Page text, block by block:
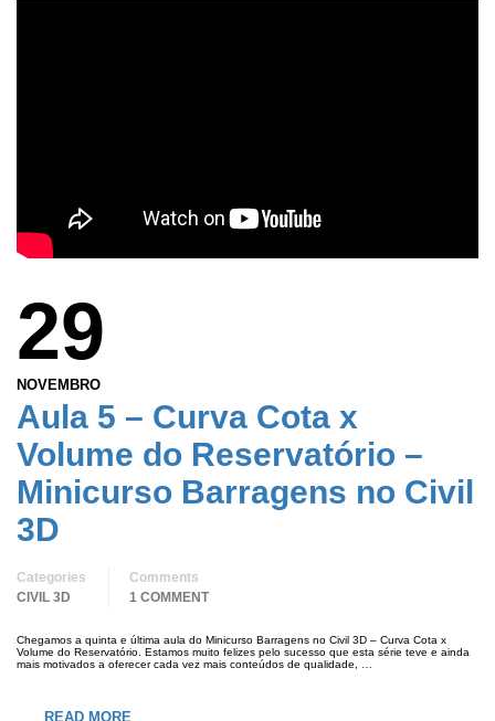
29
NOVEMBRO
Aula 5 – Curva Cota x
Volume do Reservatório –
Minicurso Barragens no Civil
3D
Categories
CIVIL 3D
Comments
1 COMMENT
Chegamos a quinta e última aula do Minicurso Barragens no Civil 3D – Curva Cota x
Volume do Reservatório. Estamos muito felizes pelo sucesso que esta série teve e ainda
mais motivados a oferecer cada vez mais conteúdos de qualidade, …
READ MORE